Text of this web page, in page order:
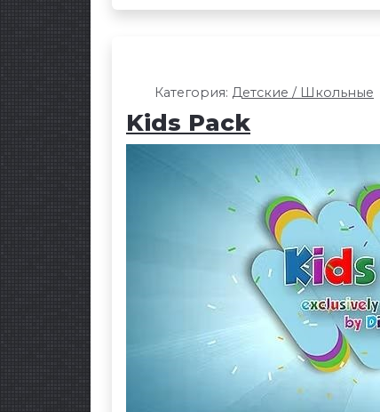
Категория: Детские / Школьные
Kids Pack